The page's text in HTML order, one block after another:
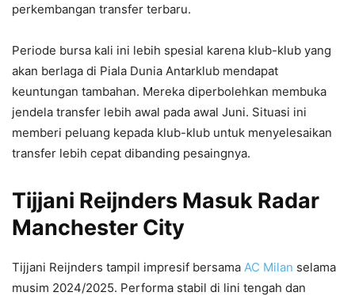
perkembangan transfer terbaru.
Periode bursa kali ini lebih spesial karena klub-klub yang
akan berlaga di Piala Dunia Antarklub mendapat
keuntungan tambahan. Mereka diperbolehkan membuka
jendela transfer lebih awal pada awal Juni. Situasi ini
memberi peluang kepada klub-klub untuk menyelesaikan
transfer lebih cepat dibanding pesaingnya.
Tijjani Reijnders Masuk Radar
Manchester City
Tijjani Reijnders tampil impresif bersama AC Milan selama
musim 2024/2025. Performa stabil di lini tengah dan